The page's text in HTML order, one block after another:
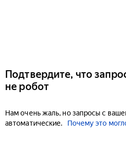
Подтвердите, что
не робот
Нам очень жаль, но запросы с
автоматические.
Почему это